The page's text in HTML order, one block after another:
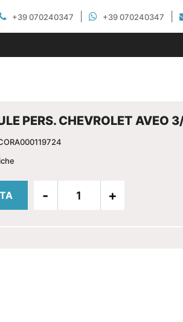
+39 070240347 +39 070240347
PERS. CHEVROLET AVEO